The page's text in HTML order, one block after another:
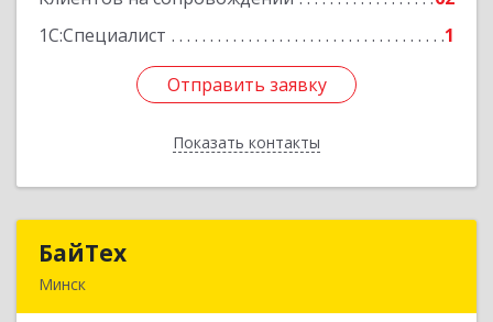
1С:Специалист
1
Отправить заявку
Показать контакты
Отправить заявку
Назад
БайТех
Минск